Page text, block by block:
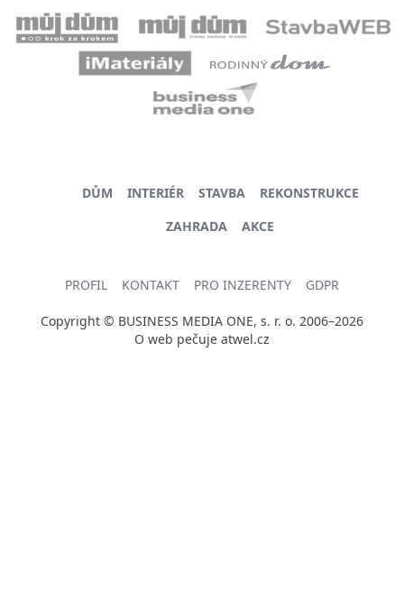
DŮM INTERIÉR STAVBA
REKONSTRUKCE
ZAHRADA
AKCE
PROFIL KONTAKT PRO INZERENTY GDPR
Copyright © BUSINESS MEDIA ONE, s. r. o. 2006–2026